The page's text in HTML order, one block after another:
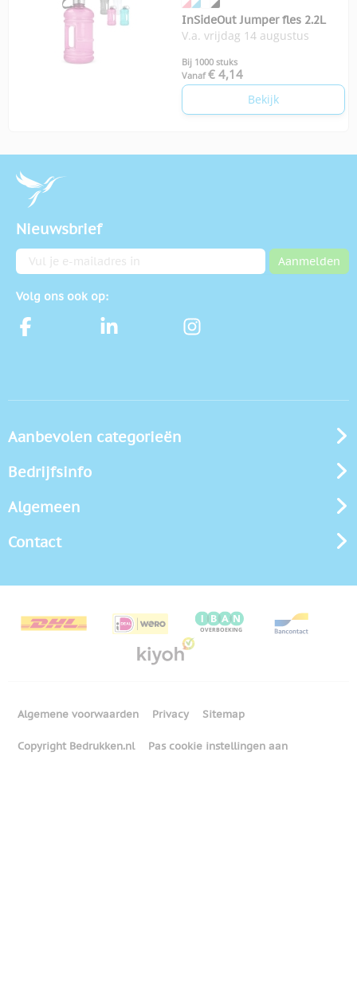
InSideOut Jumper fles 2.2L
V.a. vrijdag 14 augustus
Bij 1000 stuks
Vanaf € 4,14
Bekijk
Nieuwsbrief
E-mailadres Aanmelden
Volg ons ook op:
Aanbevolen categorieën
Bedrijfsinfo
Algemeen
Contact
Algemene voorwaarden Privacy Sitemap
Copyright Bedrukken.nl Pas cookie instellingen aan